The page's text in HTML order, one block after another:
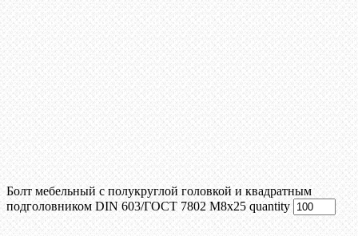
Болт мебельный с полукруглой головкой и квадратным
подголовником DIN 603/ГОСТ 7802 М8х25 quantity